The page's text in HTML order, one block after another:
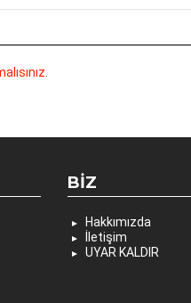
BIZ
Hakkımızda
İletişim
UYAR KALDIR